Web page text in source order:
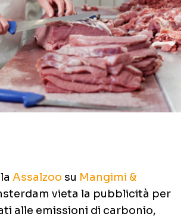
Assalzoo su Mangimi &
vieta la pubblicità per
alle emissioni di carbonio,